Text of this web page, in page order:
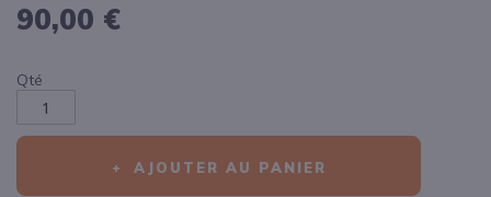
90,00 €
Qté
AJOUTER AU PANIER